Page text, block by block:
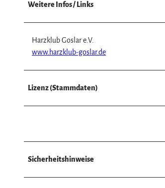
Weitere Infos / Links
Harzklub Goslar e.V.
www.harzklub-goslar.de
Lizenz (Stammdaten)
Sicherheitshinweise